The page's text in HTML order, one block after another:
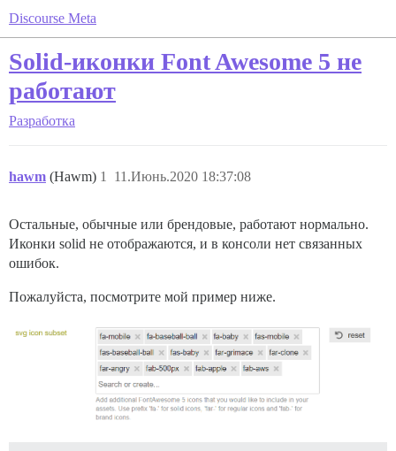
Discourse Meta
Solid-иконки Font Awesome 5 не
работают
Разработка
hawm (Hawm) 11.Июнь.2020 18:37:08
1
Остальные, обычные или брендовые, работают нормально.
Иконки solid не отображаются, и в консоли нет связанных
ошибок.
Пожалуйста, посмотрите мой пример ниже.